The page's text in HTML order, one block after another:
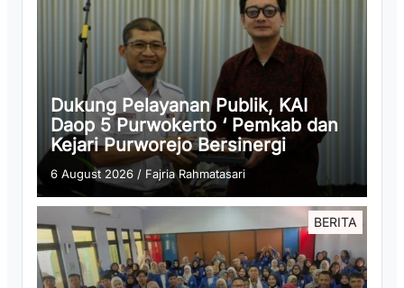
Dukung Pelayanan Publik, KAI
Daop 5 Purwokerto ‘ Pemkab dan
Kejari Purworejo Bersinergi
6 August 2026 / Fajria Rahmatasari
BERITA